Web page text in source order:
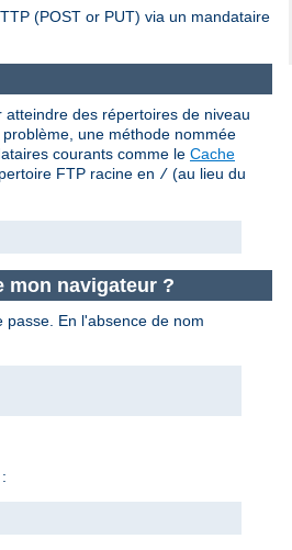
(POST or PUT) via un mandataire
des répertoires de niveau
une méthode nommée
courants comme le Cache
FTP racine en / (au lieu du
mon navigateur ?
En l'absence de nom